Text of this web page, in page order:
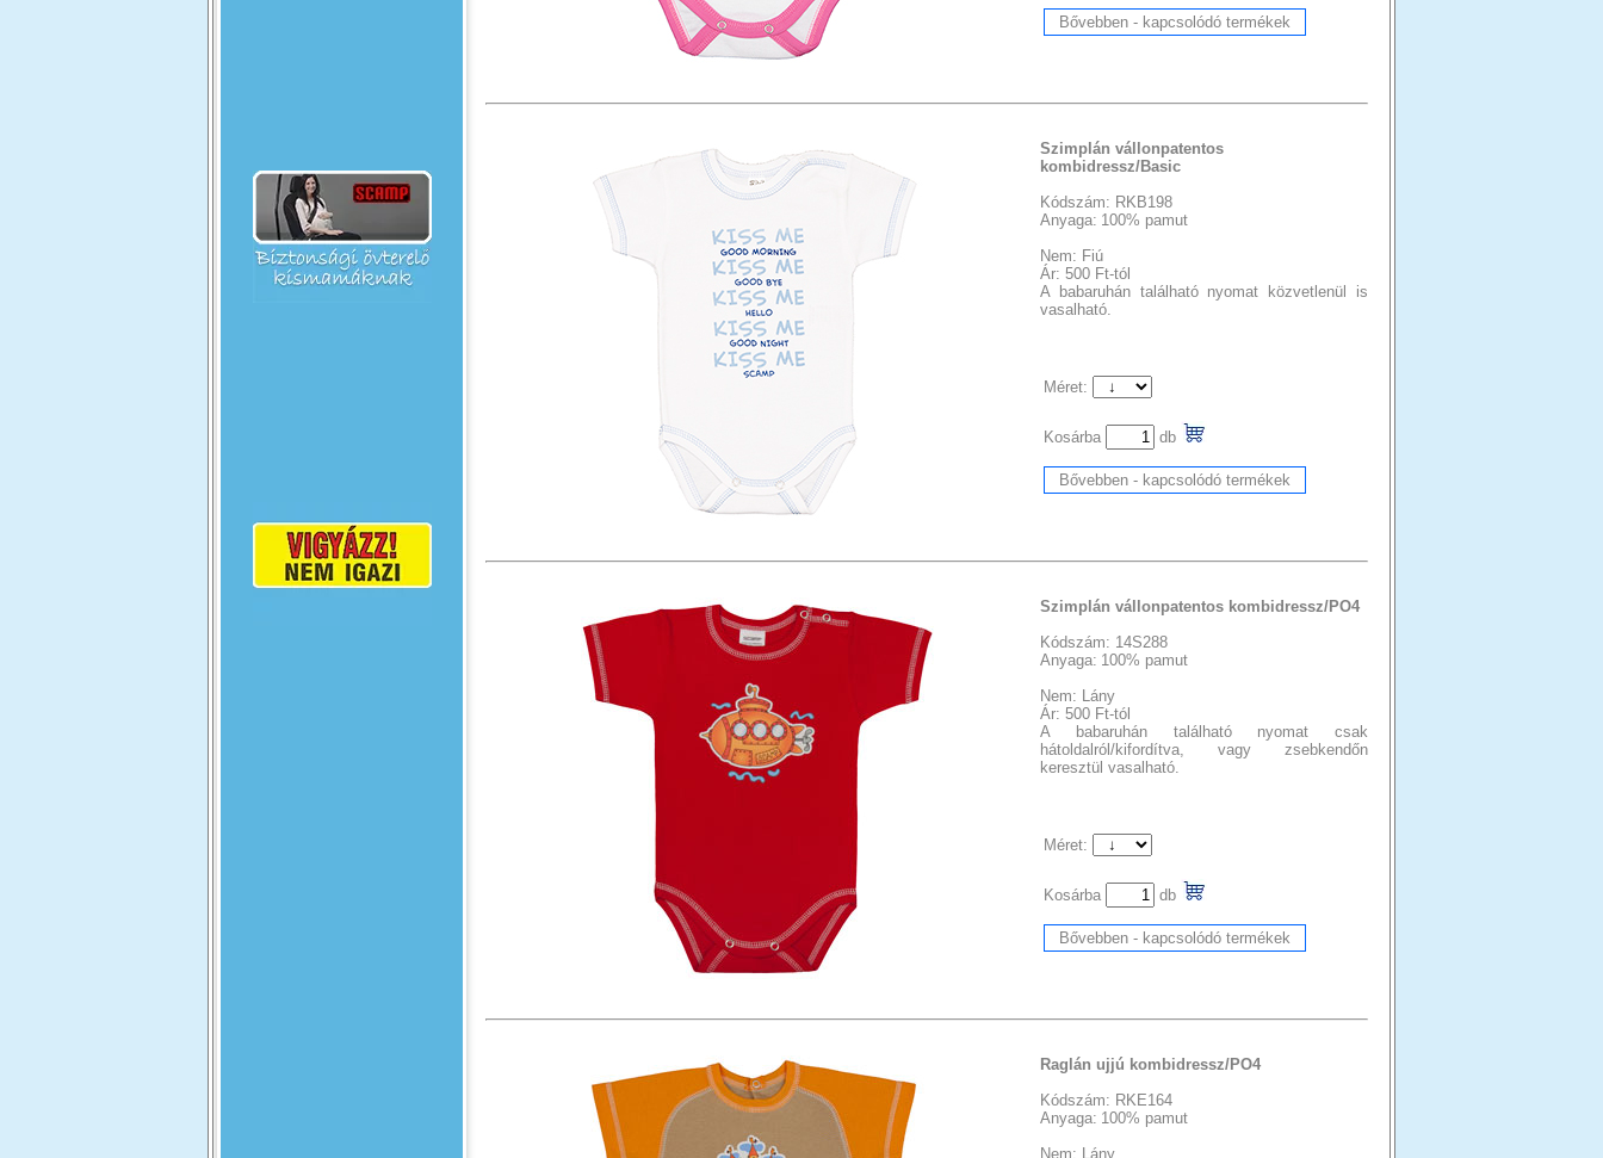
Szimplán vállonpatentos
kombidressz/Basic
Kódszám: RKB198
Anyaga: 100% pamut
Nem: Fiú
Ár: 500 Ft-tól
A babaruhán található nyomat közvetlenül is
vasalható.
Méret:
Kosárba db
Szimplán vállonpatentos kombidressz/PO4
Kódszám: 14S288
Anyaga: 100% pamut
Nem: Lány
Ár: 500 Ft-tól
A babaruhán található nyomat csak
hátoldalról/kifordítva, vagy zsebkendőn
keresztül vasalható.
Méret:
Kosárba db
Raglán ujjú kombidressz/PO4
Kódszám: RKE164
Anyaga: 100% pamut
Nem: Lány